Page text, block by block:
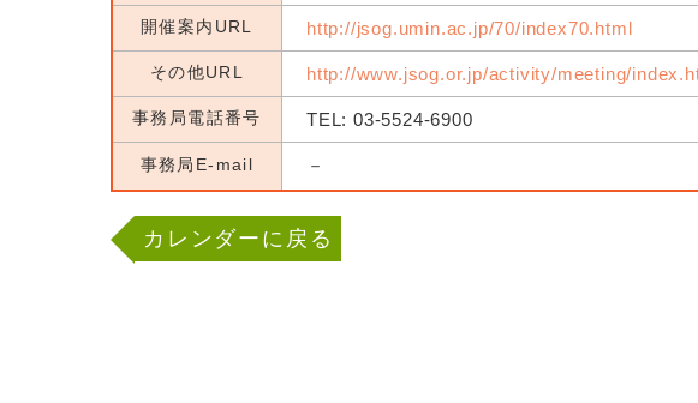
開催案内URL http://jsog.umin.ac.jp/70/index70.html
その他URL http://www.jsog.or.jp/activity/meeting/
事務局電話番号 TEL: 03-5524-6900
事務局E-mail －
カレンダーに戻る